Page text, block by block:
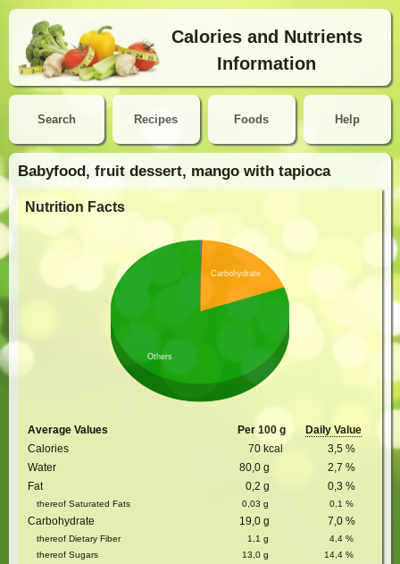
Calories and Nutrients
Information
Search Help
Recipes Foods
Babyfood, fruit dessert, mango with tapioca
Nutrition Facts
Carbohydrate
Others
Average Values Per 100 g
Daily Value
Calories
70 kcal 3,5 %
Water
80,0 g 2,7 %
Fat
0,2 g 0,3 %
thereof Saturated Fats 0,03 g 0,1 %
Carbohydrate 19,0 g 7,0 %
thereof Dietary Fiber 1,1 g 4,4 %
thereof Sugars
13,0 g 14,4 %